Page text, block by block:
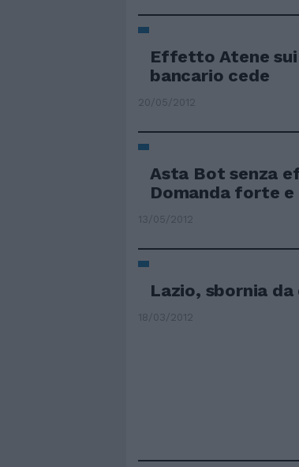
Effetto Atene
bancario cede
20/05/2012
Asta Bot senza
Domanda forte
13/05/2012
Lazio, sbornia da
18/03/2012